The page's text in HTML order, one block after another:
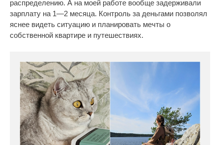
распределению. А на моей работе вообще задерживали
зарплату на 1—2 месяца. Контроль за деньгами позволял
яснее видеть ситуацию и планировать мечты о
собственной квартире и путешествиях.